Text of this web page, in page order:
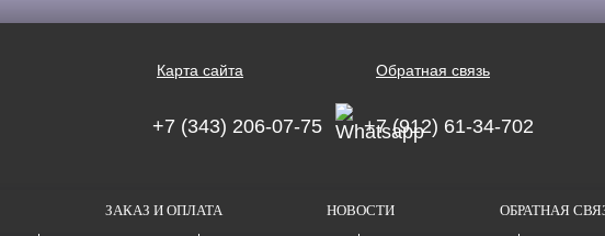
Карта сайта Обратная связь
+7 (343) 206-07-75 +7 (912) 61-34-702
ЗАКАЗ И ОПЛАТА НОВОСТИ ОБРАТНАЯ